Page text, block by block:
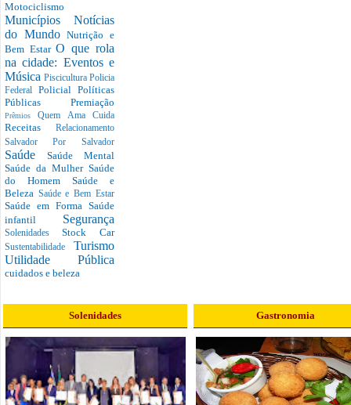
Motociclismo
Municípios Notícias
do MundoNutrição e
Bem EstarO que rola
na cidade: Eventos e
Música Piscicultura Policia
Federal Policial Políticas
Públicas Premiação
PrêmiosQuem Ama Cuida
Receitas Relacionamento
Salvador Por Salvador
Saúde Saúde Mental
Saúde da Mulher Saúde
do Homem Saúde e
Beleza Saúde e Bem Estar
Saúde em Forma Saúde
infantil Segurança
SolenidadesStock Car
Sustentabilidade Turismo
Utilidade Pública
cuidados e beleza
Solenidades Gastronomia